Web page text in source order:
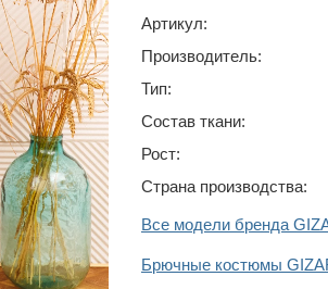
Артикул:
Производитель:
Тип:
Состав ткани:
Рост:
Страна производства:
Все модели бренда
Брючные костюмы